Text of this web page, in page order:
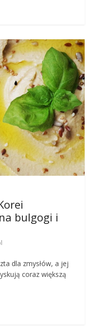
bulgogi i
dla zmysłów, a jej
coraz większą